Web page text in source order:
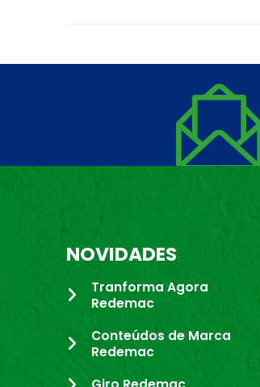
NOVIDADES
Tranforma Agora
Redemac
Conteúdos de Marca
Redemac